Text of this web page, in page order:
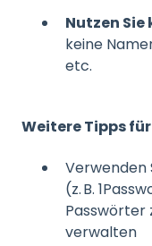
Nutzen
keine
etc.
Weitere Tipps
Verwenden
(z. B.
Passwörter
verwalten